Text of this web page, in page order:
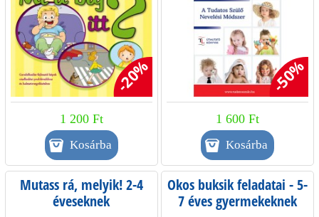
-20%
1 200 Ft
-50%
1 600 Ft
Mutass rá, melyik! 2-4
éveseknek
Okos buksik feladatai - 5-
7 éves gyermekeknek